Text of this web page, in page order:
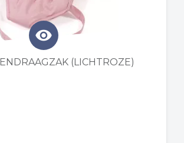
visibility
(LICHTROZE)